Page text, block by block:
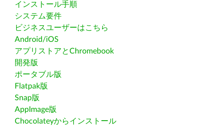
インストール手順
システム要件
ビジネスユーザーはこちら
Android/iOS
アプリストアとChromebook
開発版
ポータブル版
Flatpak版
Snap版
AppImage版
Chocolateyからインストール